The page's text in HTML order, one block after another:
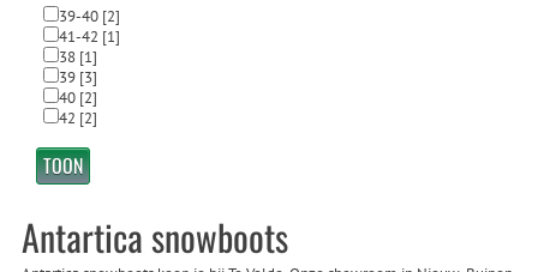
39-40[2]
41-42 [1]
38[1]
39[3]
40[2]
42 [2]
Antartica snowboots